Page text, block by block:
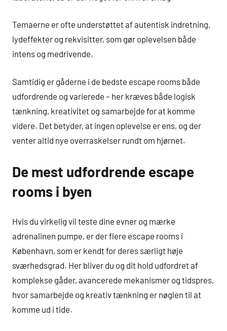
Temaerne er ofte understøttet af autentisk indretning,
lydeffekter og rekvisitter, som gør oplevelsen både
intens og medrivende.
Samtidig er gåderne i de bedste escape rooms både
udfordrende og varierede – her kræves både logisk
tænkning, kreativitet og samarbejde for at komme
videre. Det betyder, at ingen oplevelse er ens, og der
venter altid nye overraskelser rundt om hjørnet.
De mest udfordrende escape
rooms i byen
Hvis du virkelig vil teste dine evner og mærke
adrenalinen pumpe, er der flere escape rooms i
København, som er kendt for deres særligt høje
sværhedsgrad. Her bliver du og dit hold udfordret af
komplekse gåder, avancerede mekanismer og tidspres,
hvor samarbejde og kreativ tænkning er nøglen til at
komme ud i tide.